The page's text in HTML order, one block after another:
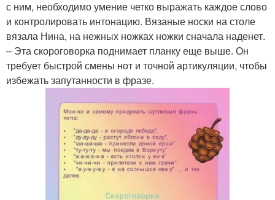
с ним, необходимо умение четко выражать каждое слово
и контролировать интонацию. Вязаные носки на столе
вязала Нина, на нежных ножках ножки сначала наденет.
– Эта скороговорка поднимает планку еще выше. Он
требует быстрой смены нот и точной артикуляции, чтобы
избежать запутанности в фразе.